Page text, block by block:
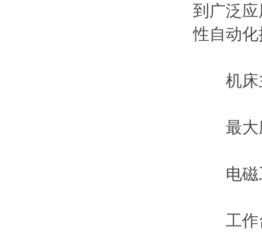
到广泛应
性自动化
机床主
最大磨
电磁工
工作台